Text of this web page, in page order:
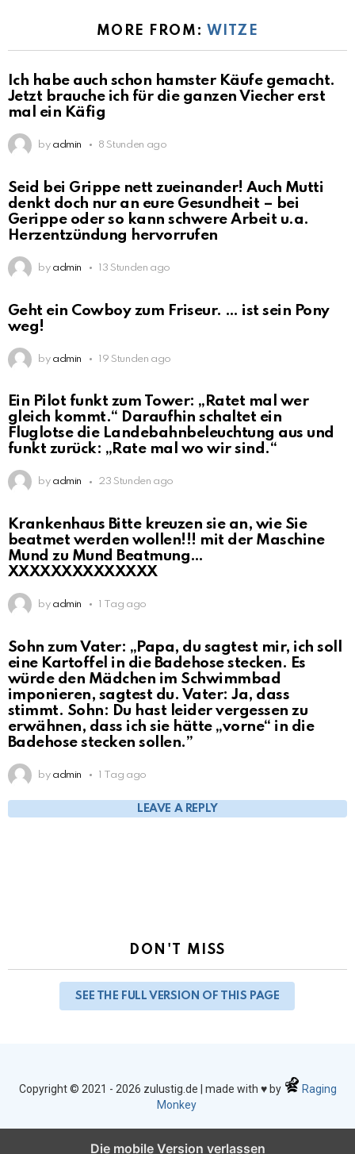
MORE FROM: WITZE
Ich habe auch schon hamster Käufe gemacht.
Jetzt brauche ich für die ganzen Viecher erst
mal ein Käfig
by admin 8 Stunden ago
Seid bei Grippe nett zueinander! Auch Mutti
denkt doch nur an eure Gesundheit – bei
Gerippe oder so kann schwere Arbeit u.a.
Herzentzündung hervorrufen
by admin 13 Stunden ago
Geht ein Cowboy zum Friseur. … ist sein Pony
weg!
by admin 19 Stunden ago
Ein Pilot funkt zum Tower: „Ratet mal wer
gleich kommt.“ Daraufhin schaltet ein
Fluglotse die Landebahnbeleuchtung aus und
funkt zurück: „Rate mal wo wir sind.“
by admin 23 Stunden ago
Krankenhaus Bitte kreuzen sie an, wie Sie
beatmet werden wollen!!! mit der Maschine
Mund zu Mund Beatmung…
XXXXXXXXXXXXXX
by admin 1 Tag ago
Sohn zum Vater: „Papa, du sagtest mir, ich soll
eine Kartoffel in die Badehose stecken. Es
würde den Mädchen im Schwimmbad
imponieren, sagtest du. Vater: Ja, dass
stimmt. Sohn: Du hast leider vergessen zu
erwähnen, dass ich sie hätte „vorne“ in die
Badehose stecken sollen.”
by admin 1 Tag ago
LEAVE A REPLY
DON'T MISS
SEE THE FULL VERSION OF THIS PAGE
Copyright © 2021 - 2026 zulustig.de | made with ♥ by
Raging
Monkey
Die mobile Version verlassen